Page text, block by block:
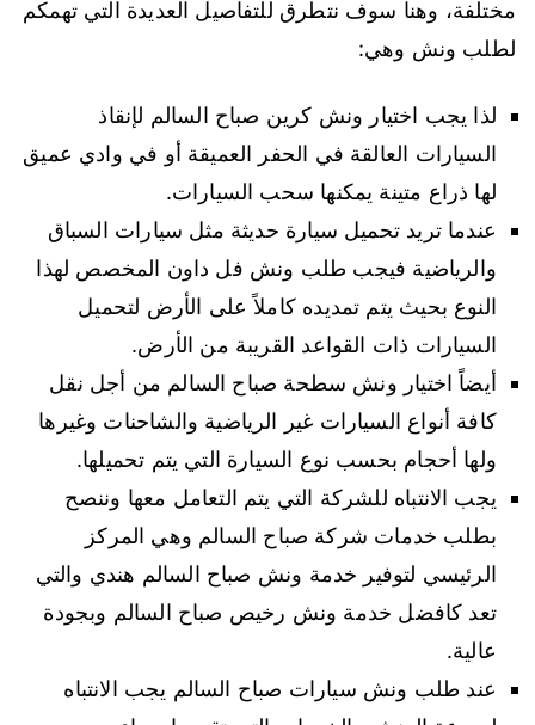
مختلفة، وهنا سوف نتطرق للتفاصيل العديدة التي تهمكم
لطلب ونش وهي:
لذا يجب اختيار ونش كرين صباح السالم لإنقاذ
السيارات العالقة في الحفر العميقة أو في وادي عميق
لها ذراع متينة يمكنها سحب السيارات.
عندما تريد تحميل سيارة حديثة مثل سيارات السباق
والرياضية فيجب طلب ونش فل داون المخصص لهذا
النوع بحيث يتم تمديده كاملاً على الأرض لتحميل
السيارات ذات القواعد القريبة من الأرض.
أيضاً اختيار ونش سطحة صباح السالم من أجل نقل
كافة أنواع السيارات غير الرياضية والشاحنات وغيرها
ولها أحجام بحسب نوع السيارة التي يتم تحميلها.
يجب الانتباه للشركة التي يتم التعامل معها وننصح
بطلب خدمات شركة صباح السالم وهي المركز
الرئيسي لتوفير خدمة ونش صباح السالم هندي والتي
تعد كافضل خدمة ونش رخيص صباح السالم وبجودة
عالية.
عند طلب ونش سيارات صباح السالم يجب الانتباه